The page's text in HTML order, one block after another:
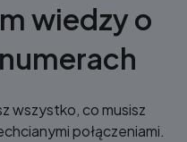
wiedzy o
wszystko, co musisz
połączeniami.